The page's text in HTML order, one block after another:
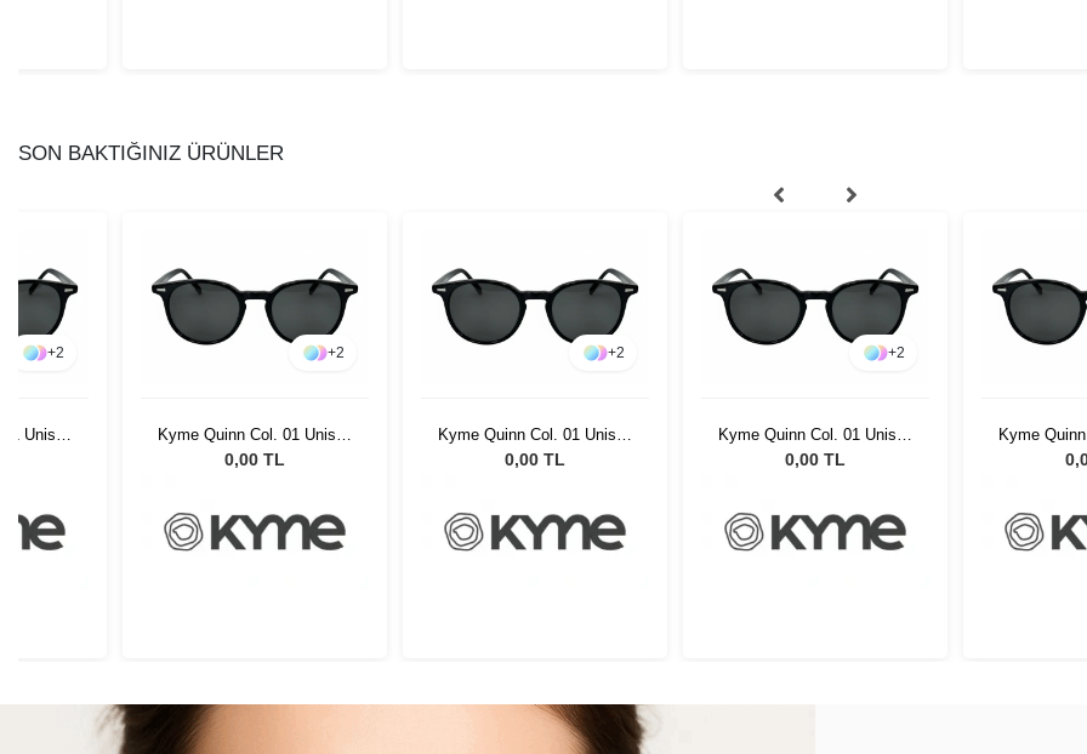
SON BAKTIĞINIZ ÜRÜNLER
+2
Unisex
+2
Kyme Quinn Col. 01 Unisex
Güneş Gözlüğü
0,00 TL
+2
Kyme Quinn Col. 01 Unisex
Güneş Gözlüğü
0,00 TL
+2
Kyme Quinn Col. 01 Unisex
Güneş Gözlüğü
0,00 TL
Kyme